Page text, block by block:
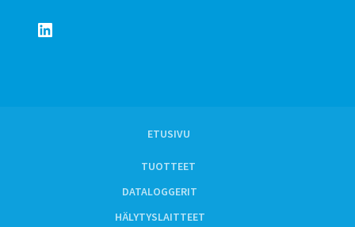
LinkedIn
ETUSIVU
TUOTTEET
DATALOGGERIT
HÄLYTYSLAITTEET